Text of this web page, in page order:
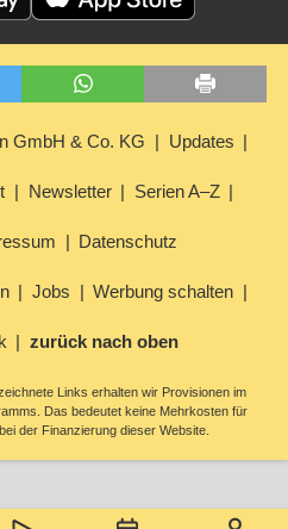
GmbH & Co. KG Updates
Newsletter Serien A–Z
Datenschutz
Jobs Werbung schalten
zurück nach oben
Links erhalten wir Provisionen im
Das bedeutet keine Mehrkosten für
der Finanzierung dieser Website.